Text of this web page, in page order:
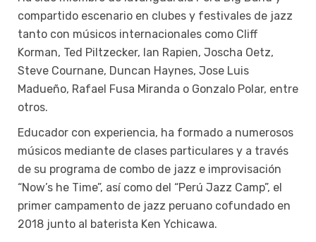
compartido escenario en clubes y festivales de jazz
tanto con músicos internacionales como Cliff
Korman, Ted Piltzecker, Ian Rapien, Joscha Oetz,
Steve Cournane, Duncan Haynes, Jose Luis
Madueño, Rafael Fusa Miranda o Gonzalo Polar, entre
otros.
Educador con experiencia, ha formado a numerosos
músicos mediante de clases particulares y a través
de su programa de combo de jazz e improvisación
“Now’s he Time”, así como del “Perú Jazz Camp”, el
primer campamento de jazz peruano cofundado en
2018 junto al baterista Ken Ychicawa.